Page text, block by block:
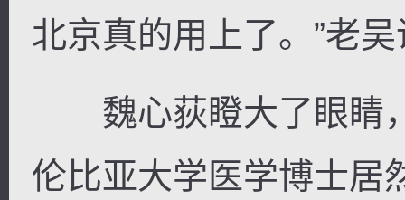
北京真的用上了。”老
魏心荻瞪大了眼睛
伦比亚大学医学博士居